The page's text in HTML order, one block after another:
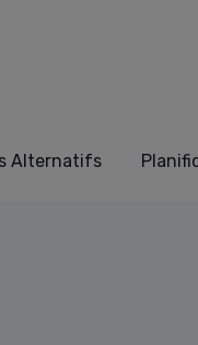
Alternatifs